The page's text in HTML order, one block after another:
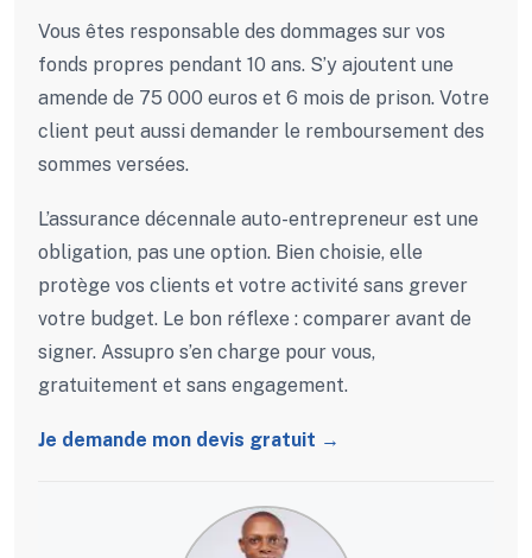
Vous êtes responsable des dommages sur vos
fonds propres pendant 10 ans. S’y ajoutent une
amende de 75 000 euros et 6 mois de prison. Votre
client peut aussi demander le remboursement des
sommes versées.
L’assurance décennale auto-entrepreneur est une
obligation, pas une option. Bien choisie, elle
protège vos clients et votre activité sans grever
votre budget. Le bon réflexe : comparer avant de
signer. Assupro s’en charge pour vous,
gratuitement et sans engagement.
Je demande mon devis gratuit →